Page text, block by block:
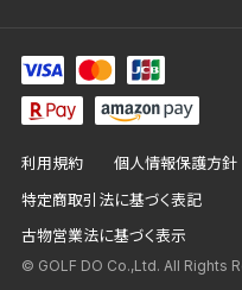
利用規約 個人情報保護方針
特定商取引法に基づく表記
古物営業法に基づく表示
© GOLF DO Co.,Ltd. All Rights